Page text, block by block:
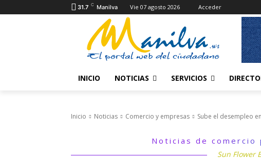
31.7 C Manilva Vie 07 agosto 2026 Acceder
INICIO NOTICIAS SERVICIOS
Inicio Noticias Comercio y empresas Sube el desempleo
Noticias de comercio
Sun Flower